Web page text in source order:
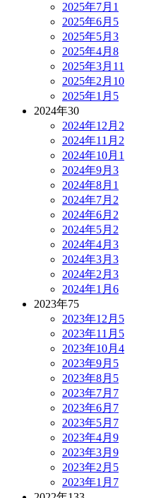
2025年7月 1
2025年6月 5
2025年5月 3
2025年4月 8
2025年3月 11
2025年2月 10
2025年1月 5
2024年30
2024年12月 2
2024年11月 2
2024年10月 1
2024年9月 3
2024年8月 1
2024年7月 2
2024年6月 2
2024年5月 2
2024年4月 3
2024年3月 3
2024年2月 3
2024年1月 6
2023年75
2023年12月 5
2023年11月 5
2023年10月 4
2023年9月 5
2023年8月 5
2023年7月 7
2023年6月 7
2023年5月 7
2023年4月 9
2023年3月 9
2023年2月 5
2023年1月 7